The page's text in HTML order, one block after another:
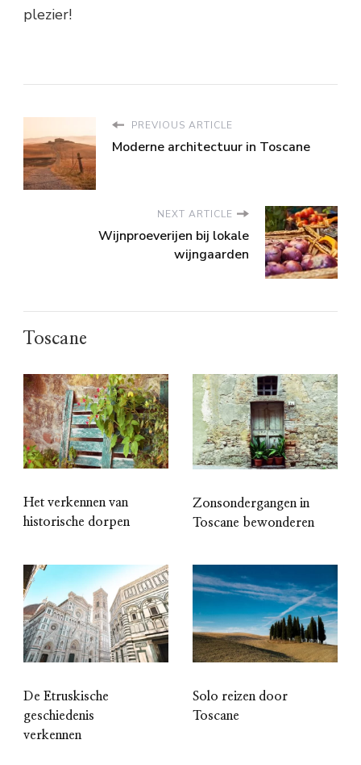
plezier!
PREVIOUS ARTICLE
Moderne architectuur in Toscane
NEXT ARTICLE
Wijnproeverijen bij lokale
wijngaarden
Toscane
Het verkennen van
historische dorpen
Zonsondergangen in
Toscane bewonderen
De Etruskische
geschiedenis
verkennen
Solo reizen door
Toscane